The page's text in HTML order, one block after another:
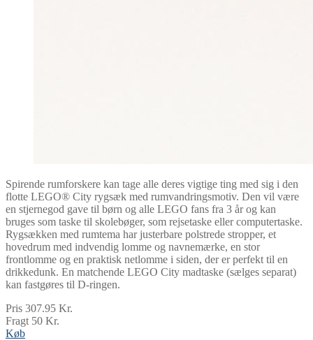
Spirende rumforskere kan tage alle deres vigtige ting med sig i den
flotte LEGO® City rygsæk med rumvandringsmotiv. Den vil være
en stjernegod gave til børn og alle LEGO fans fra 3 år og kan
bruges som taske til skolebøger, som rejsetaske eller computertaske.
Rygsækken med rumtema har justerbare polstrede stropper, et
hovedrum med indvendig lomme og navnemærke, en stor
frontlomme og en praktisk netlomme i siden, der er perfekt til en
drikkedunk. En matchende LEGO City madtaske (sælges separat)
kan fastgøres til D-ringen.
Pris 307.95 Kr.
Fragt 50 Kr.
Køb